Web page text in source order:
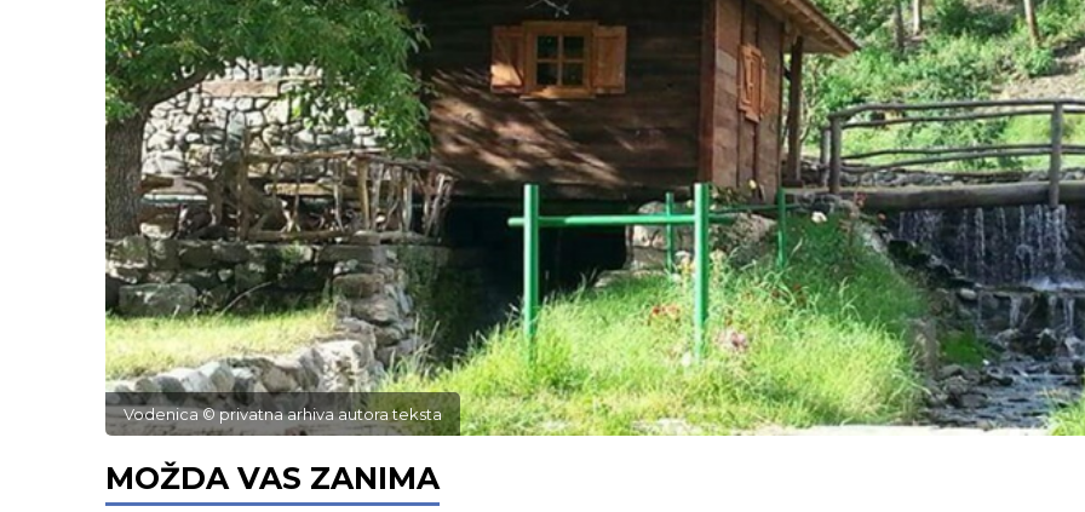
Vodenica © privatna arhiva autora teksta
MOŽDA VAS ZANIMA